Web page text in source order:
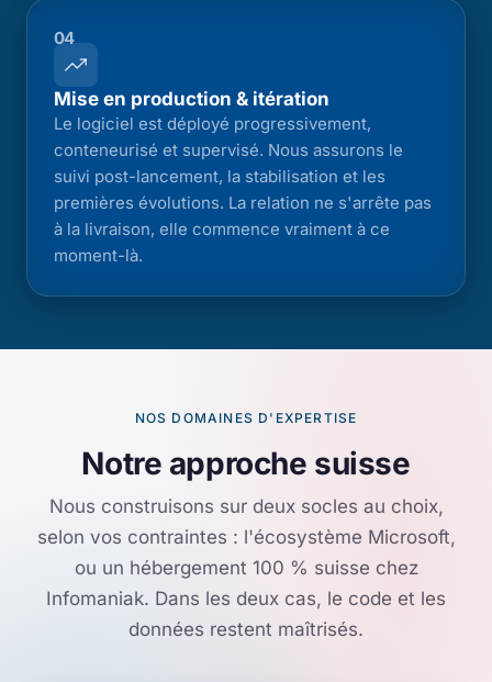
04
Mise en production & itération
Le logiciel est déployé progressivement,
conteneurisé et supervisé. Nous assurons le
suivi post-lancement, la stabilisation et les
premières évolutions. La relation ne s'arrête pas
à la livraison, elle commence vraiment à ce
moment-là.
NOS DOMAINES D'EXPERTISE
Notre approche suisse
Nous construisons sur deux socles au choix,
selon vos contraintes : l'écosystème Microsoft,
ou un hébergement 100 % suisse chez
Infomaniak. Dans les deux cas, le code et les
données restent maîtrisés.